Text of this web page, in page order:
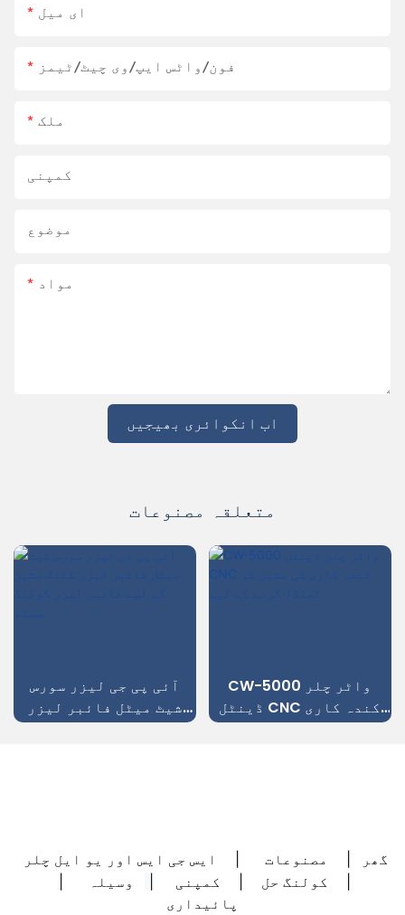
ای میل
فون/واٹس ایپ/وی چیٹ/ٹیمز
ملک
کمپنی
موضوع
مواد
اب انکوائری بھیجیں
متعلقہ مصنوعات
آئی پی جی لیزر سورس
شیٹ میٹل فائبر لیزر
کٹنگ مشین کے لیے فائبر
CW-5000 واٹر چلر
ڈینٹل CNC کندہ کاری
کی مشین کو ٹھنڈا کرنے
گھر مصنوعات ایس جی ایس اور یو ایل چلر
کولنگ حل کمپنی وسیلہ
پائیداری